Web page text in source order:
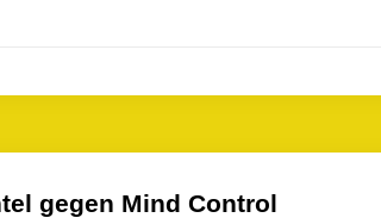
gegen Mind Control